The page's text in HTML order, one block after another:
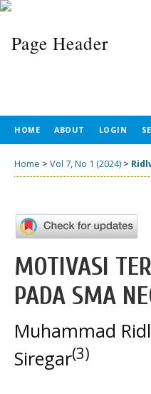
HOME ABOUT LOGIN
Home > Vol 7, No 1 (2024) >
MOTIVASI
PADA SMA
Muhammad
Siregar(3)